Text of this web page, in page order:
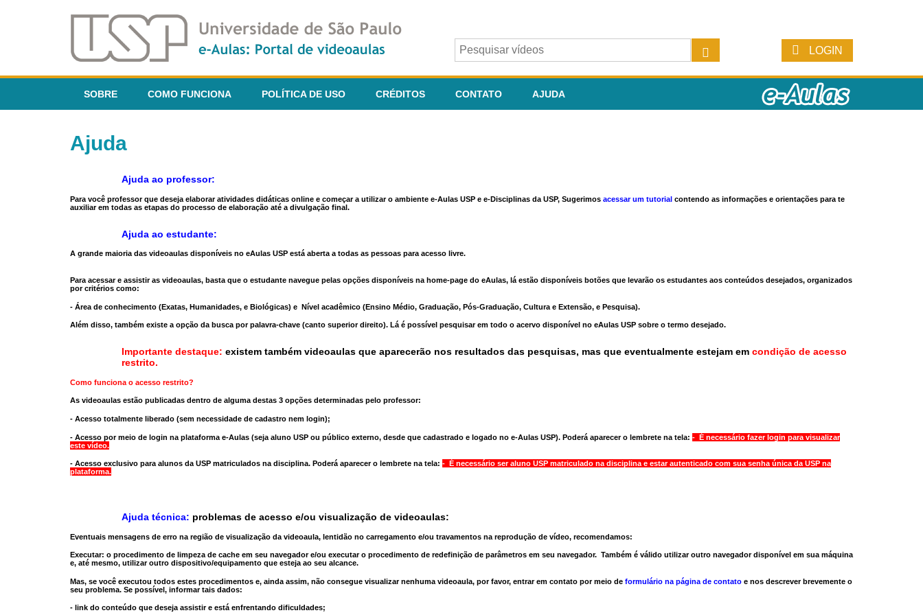
LOGIN
SOBRE COMO FUNCIONA POLÍTICA DE USO CRÉDITOS CONTATO AJUDA
Ajuda
Ajuda ao professor:
Para você professor que deseja elaborar atividades didáticas online e começar a utilizar o ambiente e-Aulas USP e e-Disciplinas da USP, Sugerimos acessar um tutorial contendo as informações e orientações para te
auxiliar em todas as etapas do processo de elaboração até a divulgação final.
Ajuda ao estudante:
A grande maioria das videoaulas disponíveis no eAulas USP está aberta a todas as pessoas para acesso livre.
Para acessar e assistir as videoaulas, basta que o estudante navegue pelas opções disponíveis na home-page do eAulas, lá estão disponíveis botões que levarão os estudantes aos conteúdos desejados, organizados
por critérios como:
- Área de conhecimento (Exatas, Humanidades, e Biológicas) e Nível acadêmico (Ensino Médio, Graduação, Pós-Graduação, Cultura e Extensão, e Pesquisa).
Além disso, também existe a opção da busca por palavra-chave (canto superior direito). Lá é possível pesquisar em todo o acervo disponível no eAulas USP sobre o termo desejado.
Importante destaque: existem também videoaulas que aparecerão nos resultados das pesquisas, mas que eventualmente estejam em condição de acesso
restrito.
Como funciona o acesso restrito?
As videoaulas estão publicadas dentro de alguma destas 3 opções determinadas pelo professor:
- Acesso totalmente liberado (sem necessidade de cadastro nem login);
- Acesso por meio de login na plataforma e-Aulas (seja aluno USP ou público externo, desde que cadastrado e logado no e-Aulas USP). Poderá aparecer o lembrete na tela: - É necessário fazer login para visualizar
este vídeo.
- Acesso exclusivo para alunos da USP matriculados na disciplina. Poderá aparecer o lembrete na tela: - É necessário ser aluno USP matriculado na disciplina e estar autenticado com sua senha única da USP na
plataforma.
Ajuda técnica: problemas de acesso e/ou visualização de videoaulas:
Eventuais mensagens de erro na região de visualização da videoaula, lentidão no carregamento e/ou travamentos na reprodução de vídeo, recomendamos:
Executar: o procedimento de limpeza de cache em seu navegador e/ou executar o procedimento de redefinição de parâmetros em seu navegador. Também é válido utilizar outro navegadordisponível em sua máquina
e, até mesmo, utilizar outro dispositivo/equipamento que esteja ao seu alcance.
Mas, se você executou todos estes procedimentos e, ainda assim, não consegue visualizar nenhuma videoaula, por favor, entrar em contato por meio de formulário na página de contato e nos descrever brevemente o
seu problema. Se possível, informar tais dados:
- link do conteúdo que deseja assistir e está enfrentando dificuldades;